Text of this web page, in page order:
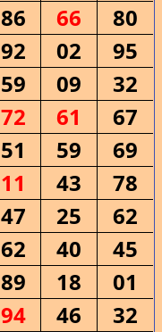
86 66
80
92 02
95
59 09
32
72 61
67
51 59
69
11 43
78
47 25
62
62 40
45
89 18
01
94 46
32